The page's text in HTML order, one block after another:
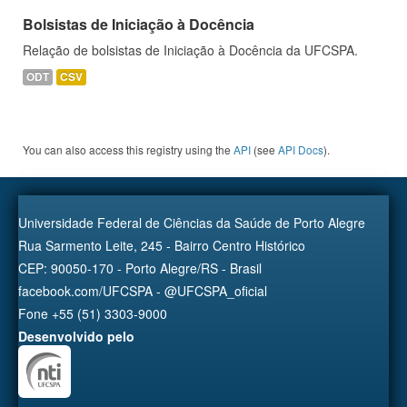
Bolsistas de Iniciação à Docência
Relação de bolsistas de Iniciação à Docência da UFCSPA.
ODT CSV
You can also access this registry using the API (see API Docs).
Universidade Federal de Ciências da Saúde de Porto Alegre
Rua Sarmento Leite, 245 - Bairro Centro Histórico
CEP: 90050-170 - Porto Alegre/RS - Brasil
facebook.com/UFCSPA - @UFCSPA_oficial
Fone +55 (51) 3303-9000
Desenvolvido pelo